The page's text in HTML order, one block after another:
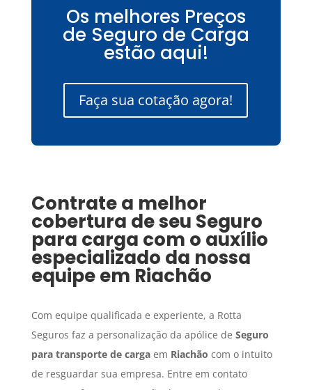
Os melhores Preços
de Seguro de Carga
estão aqui!
Faça sua cotação agora!
Contrate a melhor
cobertura de seu Seguro
para carga com o auxílio
especializado da nossa
equipe em Riachão
Com equipe qualificada e experiente, a Rotta
Seguros faz a personalização da apólice de Seguro
para transporte de cargaem Riachão com o intuito
de resguardar sua empresa. Entre em contato